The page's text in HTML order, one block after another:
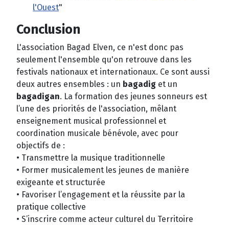
l'Ouest"
Conclusion
L'association Bagad Elven, ce n'est donc pas
seulement l'ensemble qu'on retrouve dans les
festivals nationaux et internationaux. Ce sont aussi
deux autres ensembles : un bagadig et un
bagadigan. La formation des jeunes sonneurs est
l’une des priorités de l'association, mêlant
enseignement musical professionnel et
coordination musicale bénévole, avec pour
objectifs de :
• Transmettre la musique traditionnelle
• Former musicalement les jeunes de manière
exigeante et structurée
• Favoriser l’engagement et la réussite par la
pratique collective
• S’inscrire comme acteur culturel du Territoire